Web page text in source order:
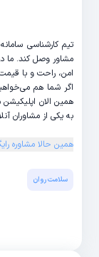
تیم کارشناسی
مشاور وصل کند. ما
امن، راحت و با
اگر شما هم
همین الان
به یکی از مشاوران
همین حالا مشاوره
سلامت روان